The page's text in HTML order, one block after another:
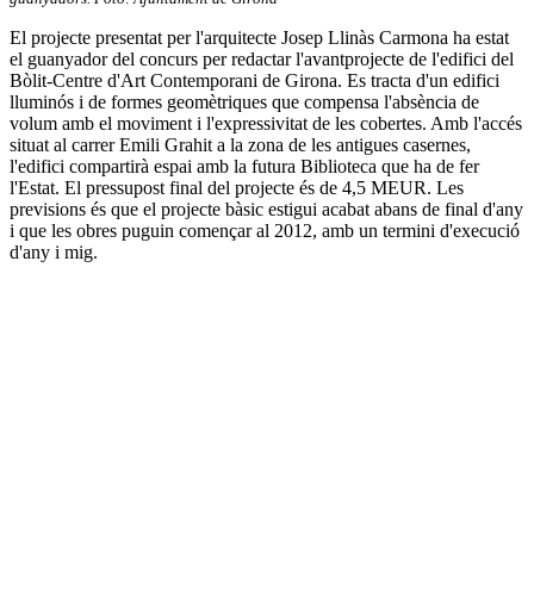
El projecte presentat per l'arquitecte Josep Llinàs Carmona ha estat
el guanyador del concurs per redactar l'avantprojecte de l'edifici del
Bòlit-Centre d'Art Contemporani de Girona. Es tracta d'un edifici
lluminós i de formes geomètriques que compensa l'absència de
volum amb el moviment i l'expressivitat de les cobertes. Amb l'accés
situat al carrer Emili Grahit a la zona de les antigues casernes,
l'edifici compartirà espai amb la futura Biblioteca que ha de fer
l'Estat. El pressupost final del projecte és de 4,5 MEUR. Les
previsions és que el projecte bàsic estigui acabat abans de final d'any
i que les obres puguin començar al 2012, amb un termini d'execució
d'any i mig.